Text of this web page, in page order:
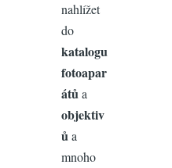
nahlížet
do
katalogu
fotoapar
átů a
objektiv
ů a
mnoho